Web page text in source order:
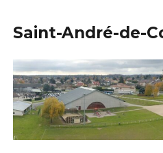
Saint-André-de-